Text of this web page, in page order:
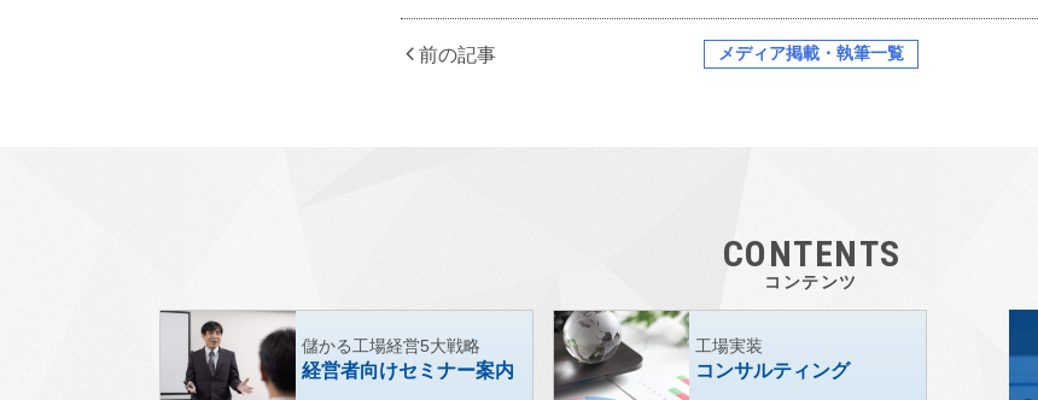
前の記事 メディア掲載・執筆一覧
CONTENTS
コンテンツ
儲かる工場経営5大戦略
経営者向けセミナー案内
工場実装
コンサルティング